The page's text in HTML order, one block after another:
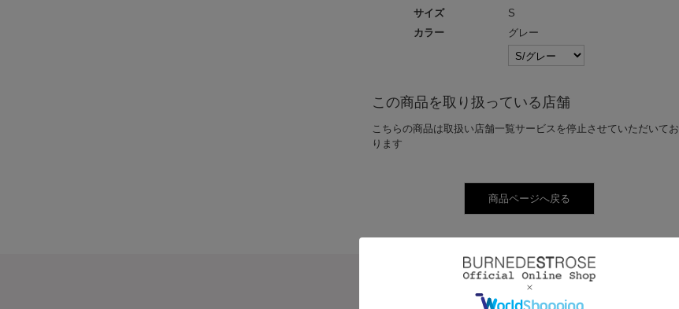
サイズ
S
カラー
グレー
この商品を取り扱っている店舗
こちらの商品は取扱い店舗一覧サービスを停止させていただいてお
ります